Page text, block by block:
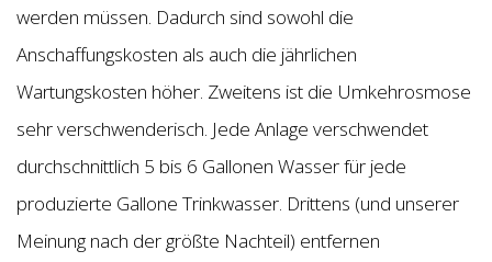
werden müssen. Dadurch sind sowohl die
Anschaffungskosten als auch die jährlichen
Wartungskosten höher. Zweitens ist die Umkehrosmose
sehr verschwenderisch. Jede Anlage verschwendet
durchschnittlich 5 bis 6 Gallonen Wasser für jede
produzierte Gallone Trinkwasser. Drittens (und unserer
Meinung nach der größte Nachteil) entfernen